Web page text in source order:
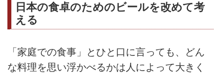
日本の食卓のためのビールを改めて考
える
「家庭での食事」とひと口に言っても、どん
な料理を思い浮かべるかは人によって大きく